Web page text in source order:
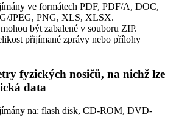
ve formátech PDF, PDF/A, DOC,
JPEG, PNG, XLS, XLSX.
být zabalené v souboru ZIP.
přijímané zprávy nebo přílohy
fyzických nosičů, na nichž lze
data
na: flash disk, CD-ROM, DVD-